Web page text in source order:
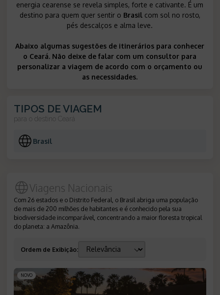
energia cearense se revela simples, forte e cativante. É um
destino para quem quer sentir o Brasilcom sol no rosto,
pés descalços e alma leve.
Abaixo algumas sugestões de itinerários para conhecer
o Ceará. Não deixe de falar com um consultor para
personalizar a viagem de acordo com o orçamento ou
as necessidades.
TIPOS DE VIAGEM
para o destino Ceará
Brasil
Viagens Nacionais
Com 26 estados e o Distrito Federal, o Brasil abriga uma população
de mais de 200 milhões de habitantes e é conhecido pela sua
biodiversidade incomparável, concentrando a maior floresta tropical
do planeta: a Amazônia.
Ordem de Exibição:
NOVO